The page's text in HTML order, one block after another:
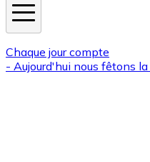
Chaque jour compte
- Aujourd'hui nous fêtons la